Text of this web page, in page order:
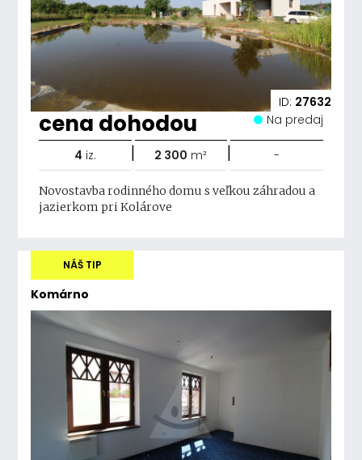
ID: 27632
cena dohodou Na predaj
4 iz. | 2 300 m² | -
Novostavba rodinného domu s veľkou záhradou a
jazierkom pri Kolárove
Komárno
NÁŠ TIP